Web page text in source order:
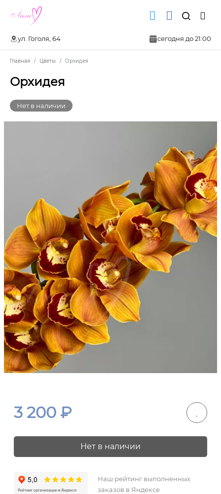
ул. Гоголя, 64 сегодня до 21:00
Главная Цветы Орхидея
Орхидея
Нет в наличии
3 200 ₽
Нет в наличии
Наш рейтинг выполненных
заказов в Яндексе